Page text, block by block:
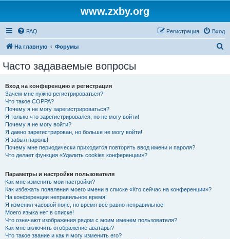
www.zxby.org
FAQ Вход
Регистрация
На главную Форумы
Часто задаваемые вопросы
Вход на конференцию и регистрация
Зачем мне нужно регистрироваться?
Что такое COPPA?
Почему я не могу зарегистрироваться?
Я только что зарегистрировался, но не могу войти!
Почему я не могу войти?
Я давно зарегистрирован, но больше не могу войти!
Я забыл пароль!
Почему мне периодически приходится повторять ввод имени и пароля?
Что делает функция «Удалить cookies конференции»?
Параметры и настройки пользователя
Как мне изменить мои настройки?
Как избежать появления моего имени в списке «Кто сейчас на конференции»?
На конференции неправильное время!
Я изменил часовой пояс, но время всё равно неправильное!
Моего языка нет в списке!
Что означают изображения рядом с моим именем пользователя?
Как мне включить отображение аватары?
Что такое звание и как я могу изменить его?